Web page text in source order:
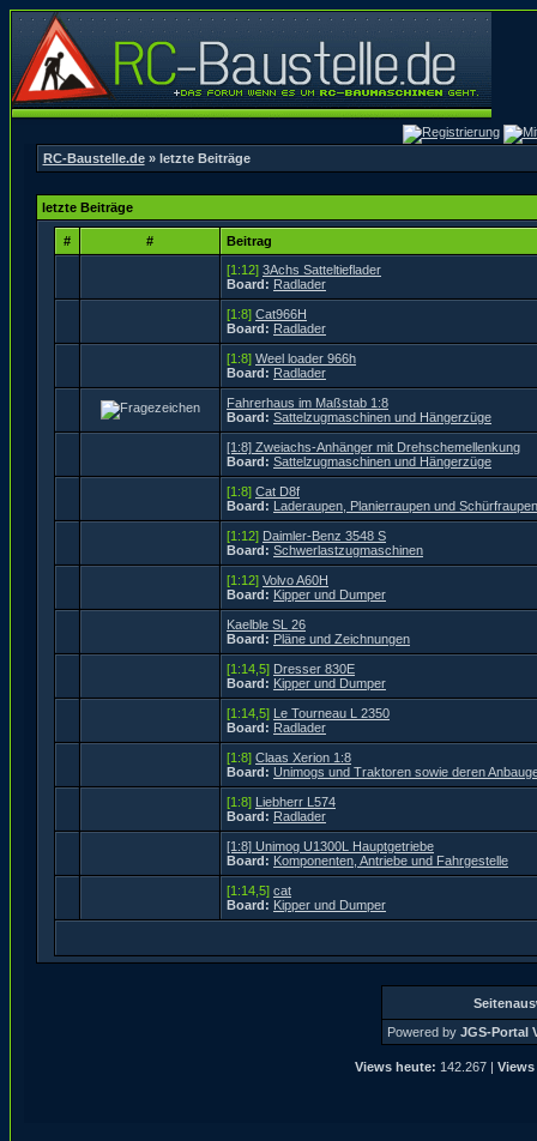
RC-Baustelle.de» letzte Beiträge
letzte Beiträge
# #
Beitrag
[1:12] 3Achs Satteltieflader
Board: Radlader
[1:8] Cat966H
Board: Radlader
[1:8] Weel loader 966h
Board: Radlader
Fahrerhaus im Maßstab 1:8
Board: Sattelzugmaschinen und Hängerzüge
[1:8] Zweiachs-Anhänger mit Drehschemellenkung
Board: Sattelzugmaschinen und Hängerzüge
[1:8] Cat D8f
Board: Laderaupen, Planierraupen und Schürfraupen
[1:12] Daimler-Benz 3548 S
Board: Schwerlastzugmaschinen
[1:12] Volvo A60H
Board: Kipper und Dumper
Kaelble SL 26
Board: Pläne und Zeichnungen
[1:14,5] Dresser 830E
Board: Kipper und Dumper
[1:14,5] Le Tourneau L 2350
Board: Radlader
[1:8] Claas Xerion 1:8
Board: Unimogs und Traktoren sowie deren
[1:8] Liebherr L574
Board: Radlader
[1:8] Unimog U1300L Hauptgetriebe
Board: Komponenten, Antriebe und Fahrgestelle
[1:14,5] cat
Board: Kipper und Dumper
Powered by JGS-Portal
Views heute: 142.267 |